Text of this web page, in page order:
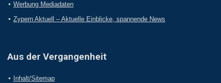
Werbung Mediadaten
Zypern Aktuell – Aktuelle Einblicke, spannende News
Aus der Vergangenheit
Inhalt/Sitemap